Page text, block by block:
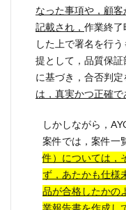
なった事項や，顧
記載され， 作業終了
した上で署名を行
提として，品質保
に基づき，合否判定
は，真実かつ正確で
しかしながら，
案件では，案件一
件）については，
ず，あたかも仕様
品が合格したかの
業報告書を作成し